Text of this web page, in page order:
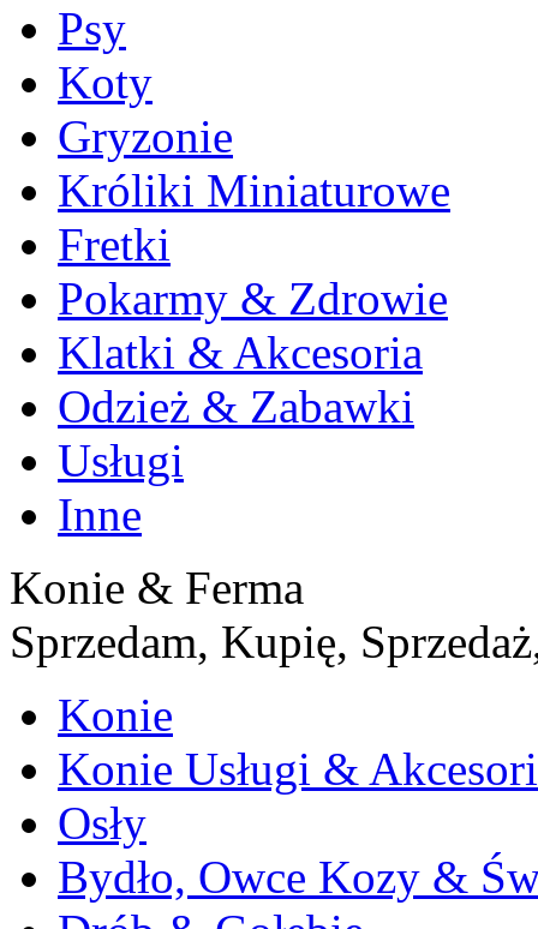
Psy
Koty
Gryzonie
Króliki Miniaturowe
Fretki
Pokarmy & Zdrowie
Klatki & Akcesoria
Odzież & Zabawki
Usługi
Inne
Konie & Ferma
Sprzedam, Kupię,
Konie
Konie Usługi &
Osły
Bydło, Owce Kozy &